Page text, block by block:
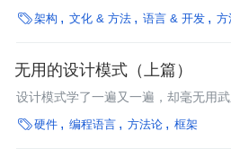
架构 文化 & 方法 语言 & 开发 方
无用的设计模式（上篇）
设计模式学了一遍又一遍，却毫无用
归宿，就是存在程序员的深深的脑海里
硬件 编程语言 方法论 框架